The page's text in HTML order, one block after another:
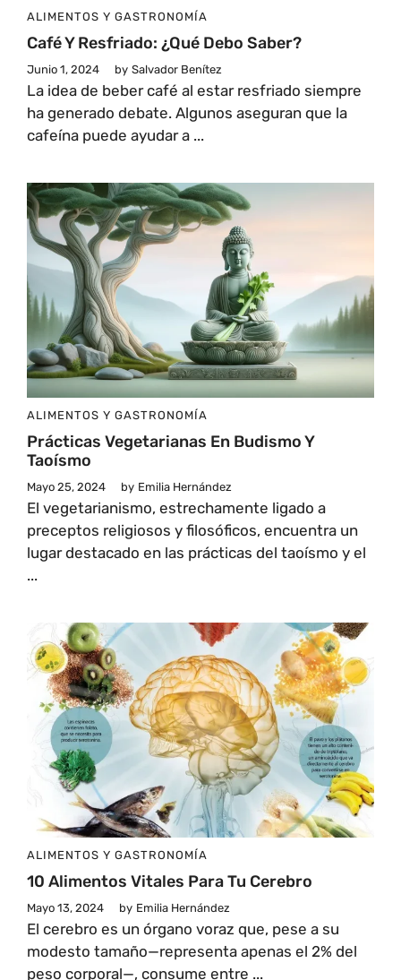
ALIMENTOS Y GASTRONOMÍA
Café Y Resfriado: ¿Qué Debo Saber?
Junio 1, 2024 by Salvador Benítez
La idea de beber café al estar resfriado siempre
ha generado debate. Algunos aseguran que la
cafeína puede ayudar a ...
ALIMENTOS Y GASTRONOMÍA
Prácticas Vegetarianas En Budismo Y
Taoísmo
Mayo 25, 2024 by Emilia Hernández
El vegetarianismo, estrechamente ligado a
preceptos religiosos y filosóficos, encuentra un
lugar destacado en las prácticas del taoísmo y el
...
ALIMENTOS Y GASTRONOMÍA
10 Alimentos Vitales Para Tu Cerebro
Mayo 13, 2024 by Emilia Hernández
El cerebro es un órgano voraz que, pese a su
modesto tamaño—representa apenas el 2% del
peso corporal—, consume entre ...